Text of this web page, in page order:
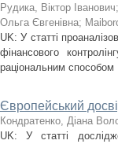
Рудика, Віктор Іванович;
Ольга Євгенівна;
UK: У статті
фінансового
раціональним способом
Європейський
Кондратенко, Діана
UK: У статті